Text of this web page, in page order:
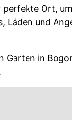
perfekte Ort,
Läden und
Garten in Bogor